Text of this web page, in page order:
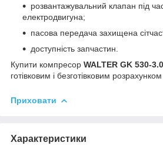
розвантажувальний клапан під
електродвигуна;
пасова передача захищена
доступність запчастин.
Купити компресор WALTER GK 530-
готівковим і безготівковим
Приховати
Характеристики